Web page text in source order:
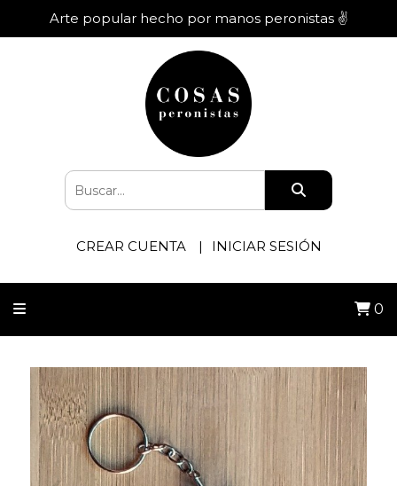
Arte popular hecho por manos peronistas ✌️
CREAR CUENTA INICIAR SESIÓN
0